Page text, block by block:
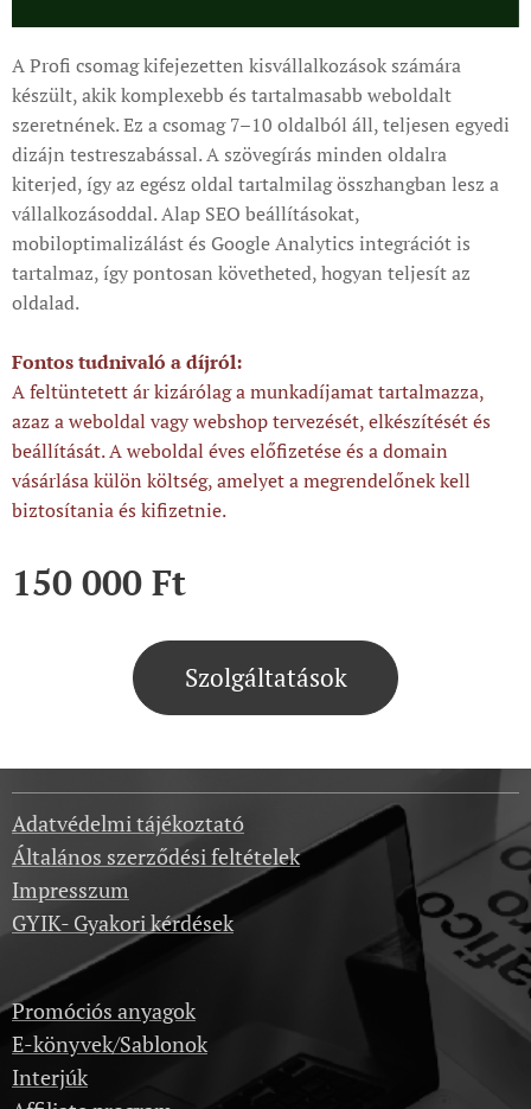
A Profi csomag kifejezetten kisvállalkozások számára
készült, akik komplexebb és tartalmasabb weboldalt
szeretnének. Ez a csomag 7–10 oldalból áll, teljesen egyedi
dizájn testreszabással. A szövegírás minden oldalra
kiterjed, így az egész oldal tartalmilag összhangban lesz a
vállalkozásoddal. Alap SEO beállításokat,
mobiloptimalizálást és Google Analytics integrációt is
tartalmaz, így pontosan követheted, hogyan teljesít az
oldalad.
Fontos tudnivaló a díjról:
A feltüntetett ár kizárólag a munkadíjamat tartalmazza,
azaz a weboldal vagy webshop tervezését, elkészítését és
beállítását. A weboldal éves előfizetése és a domain
vásárlása külön költség, amelyet a megrendelőnek kell
biztosítania és kifizetnie.
150 000 Ft
Szolgáltatások
Adatvédelmi tájékoztató
Általános szerződési feltételek
Impresszum
GYIK- Gyakori kérdések
Promóciós anyagok
E-könyvek/Sablonok
Interjúk